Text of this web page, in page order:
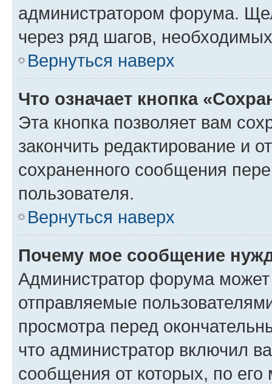
администратором форума.
через ряд шагов,
Вернуться наверх
Что означает кнопка
Эта кнопка позволяет вам
закончить редактирование и
сохраненного сообщения
пользователя.
Вернуться наверх
Почему мое сообщение
Администратор форума
отправляемые
просмотра перед
что администратор включил
сообщения от которых, по